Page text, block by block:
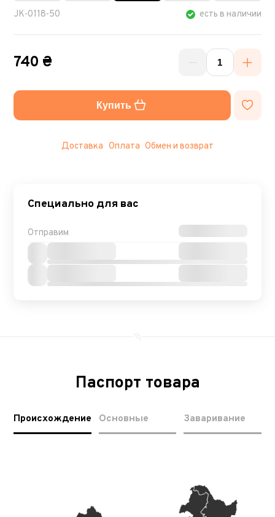
JK-0118-50 есть в наличии
740 ₴
Купить
Доставка Оплата Обмен и возврат
Специально для вас
Отправим
Паспорт товара
Происхождение Основные Заваривание